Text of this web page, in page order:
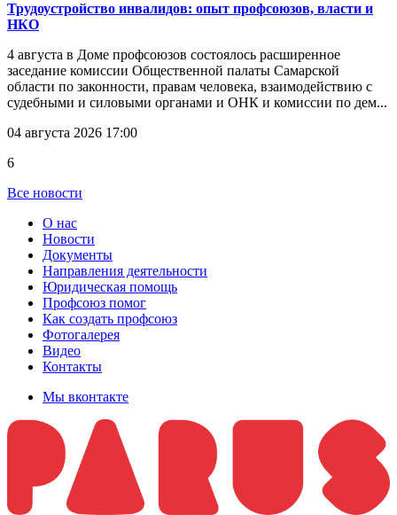
Трудоустройство инвалидов: опыт профсоюзов, власти и
НКО
4 августа в Доме профсоюзов состоялось расширенное
заседание комиссии Общественной палаты Самарской
области по законности, правам человека, взаимодействию с
судебными и силовыми органами и ОНК и комиссии по дем...
04 августа 2026 17:00
6
Все новости
О нас
Новости
Документы
Направления деятельности
Юридическая помощь
Профсоюз помог
Как создать профсоюз
Фотогалерея
Видео
Контакты
Мы вконтакте